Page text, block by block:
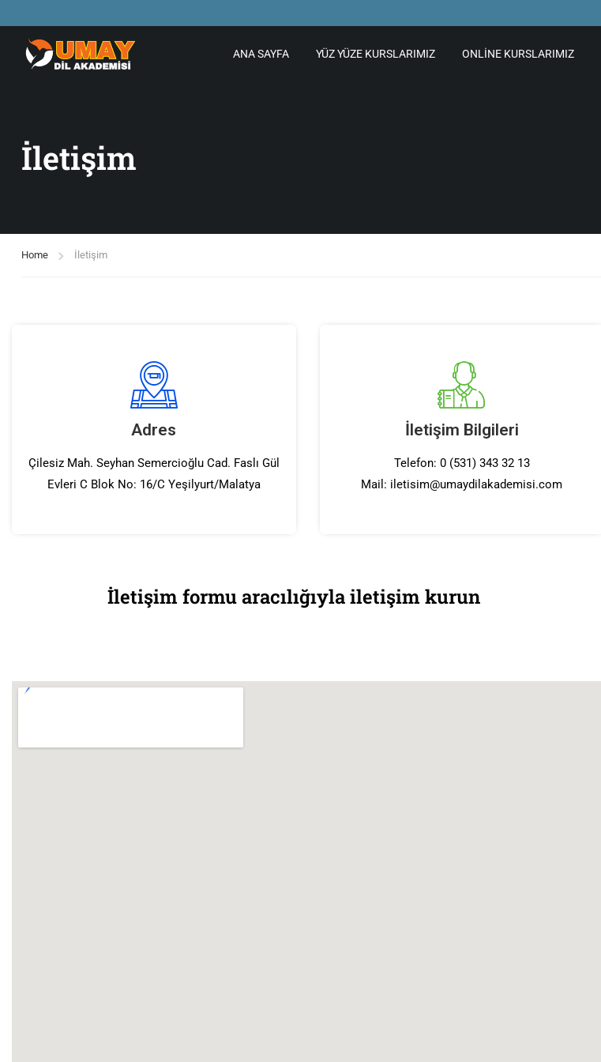
ANA SAYFA YÜZ YÜZE KURSLARIMIZ ONLINE KURSLARIMIZ
İletişim
Home İletişim
Adres
Çilesiz Mah. Seyhan Semercioğlu Cad. Faslı Gül
Evleri C Blok No: 16/C Yeşilyurt/Malatya
İletişim Bilgileri
Telefon: 0 (531) 343 32 13
Mail: iletisim@umaydilakademisi.com
İletişim formu aracılığıyla iletişim kurun